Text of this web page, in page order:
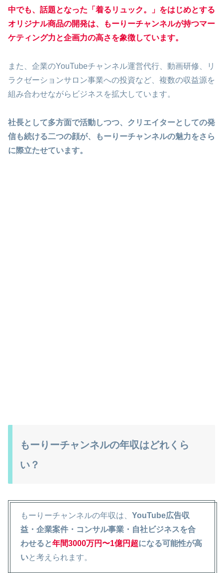
中でも、話題となった「着るリュック。」をはじめとする
オリジナル商品の開発は、もーりーチャンネルが持つマー
ケティング力と企画力の高さを象徴しています。
また、企業のYouTubeチャンネル運営代行、動画研修、リ
ラクゼーションサロン事業への投資など、複数の収益源を
組み合わせながらビジネスを拡大しています。
社長として多方面で活動しつつ、クリエイターとしての発
信も続ける二つの顔が、もーりーチャンネルの魅力をさら
に際立たせています。
もーりーチャンネルの年収はどれくら
い？
もーりーチャンネルの年収は、 YouTube広告収
益・企業案件・コンサル事業・自社ビジネスを合
わせると年間3000万円〜1億円超になる可能性が高
いと考えられます。